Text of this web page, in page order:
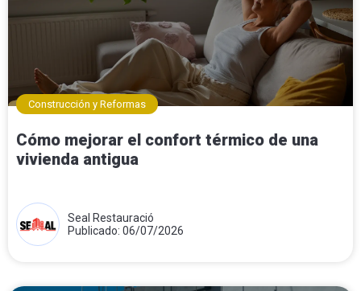
Construcción y Reformas
Cómo mejorar el confort térmico de una
vivienda antigua
Seal Restauració
Publicado: 06/07/2026